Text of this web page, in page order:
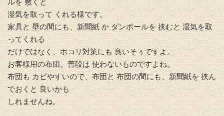
湿気を取って くれる様です。
家具と 壁の間にも、新聞紙 か ダンボールを 挟むと 湿気を取
ってくれる
だけではなく、ホコリ対策にも 良いそぅですよ。
お客様用の布団。普段は 使わないものですよね。
布団も カビやすいので、布団と 布団の間にも、新聞紙を 挟ん
でおくと 良いかも
しれませんね。